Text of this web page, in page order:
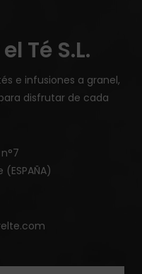
Té S.L.
e infusiones a granel,
disfrutar de cada